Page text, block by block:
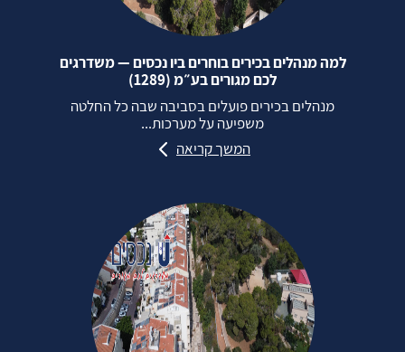
למה מנהלים בכירים בוחרים ביו נכסים — משדרגים
לכם מגורים בע״מ (1289)
מנהלים בכירים פועלים בסביבה שבה כל החלטה
משפיעה על מערכות...
המשך קריאה